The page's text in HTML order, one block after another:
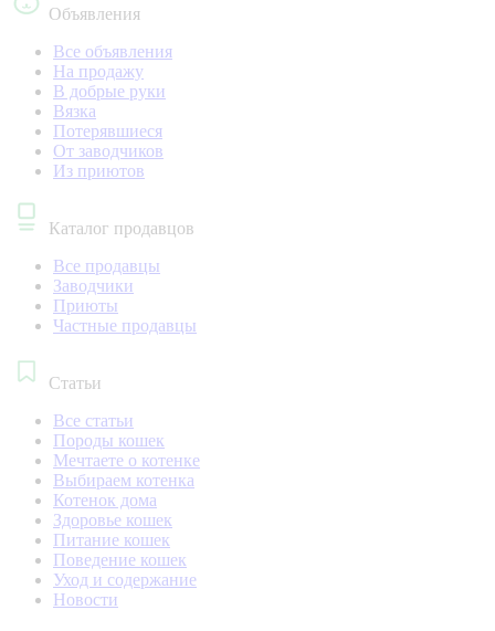
Объявления
Все объявления
На продажу
В добрые руки
Вязка
Потерявшиеся
От заводчиков
Из приютов
Каталог продавцов
Все продавцы
Заводчики
Приюты
Частные продавцы
Статьи
Все статьи
Породы кошек
Мечтаете о котенке
Выбираем котенка
Котенок дома
Здоровье кошек
Питание кошек
Поведение кошек
Уход и содержание
Новости